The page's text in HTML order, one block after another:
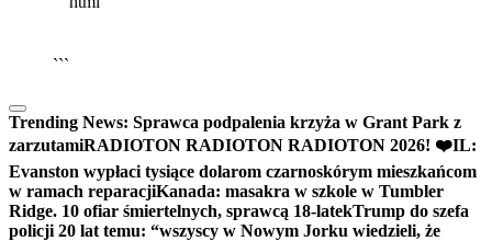
```
Trending News: Sprawca podpalenia krzyża w Grant Park z
zarzutamiRADIOTON RADIOTON RADIOTON 2026! ❤️IL:
Evanston wypłaci tysiące dolarom czarnoskórym mieszkańcom
w ramach reparacjiKanada: masakra w szkole w Tumbler
Ridge. 10 ofiar śmiertelnych, sprawcą 18-latekTrump do szefa
policji 20 lat temu: “wszyscy w Nowym Jorku wiedzieli, że